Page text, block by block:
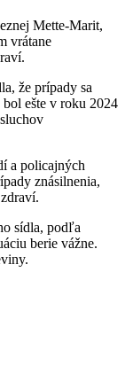
Mette-Marit,
vrátane
že prípady sa
ešte v roku 2024
a policajných
znásilnenia,
sídla, podľa
berie vážne.